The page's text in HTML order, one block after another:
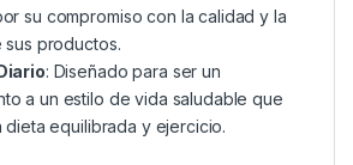
su compromiso con la calidad y la
productos.
: Diseñado para ser un
a un estilo de vida saludable que
dieta equilibrada y ejercicio.